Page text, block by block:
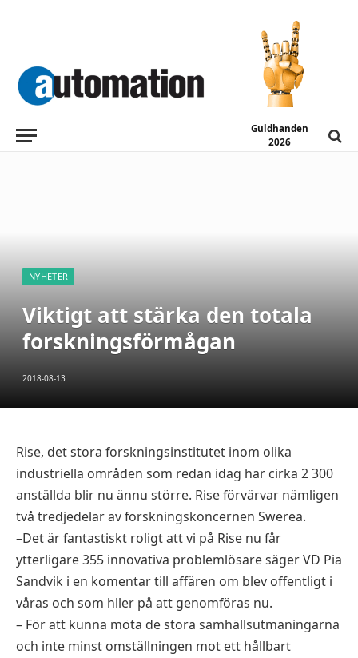
Guldhanden
2026
NYHETER
Viktigt att stärka den totala
forskningsförmågan
2018-08-13
Rise, det stora forskningsinstitutet inom olika
industriella områden som redan idag har cirka 2 300
anställda blir nu ännu större. Rise förvärvar nämligen
två tredjedelar av forskningskoncernen Swerea.
–Det är fantastiskt roligt att vi på Rise nu får
ytterligare 355 innovativa problemlösare säger VD Pia
Sandvik i en komentar till affären om blev offentligt i
våras och som hller på att genomföras nu.
– För att kunna möta de stora samhällsutmaningarna
och inte minst omställningen mot ett hållbart